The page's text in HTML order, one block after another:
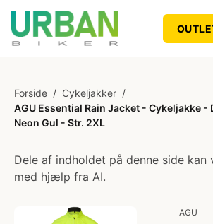
Forside / Cykeljakker /
AGU Essential Rain Jacket - Cykeljakke -
Neon Gul - Str. 2XL
Dele af indholdet på denne side
med hjælp fra AI.
AGU